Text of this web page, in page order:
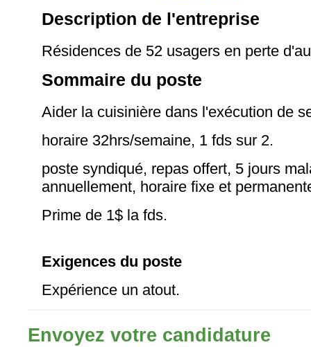
Description de l'entreprise
Résidences de 52 usagers en perte
Sommaire du poste
Aider la cuisinière dans l'exécution de
horaire 32hrs/semaine, 1 fds sur 2.
poste syndiqué, repas offert, 5 jours
annuellement, horaire fixe et
Prime de 1$ la fds.
Exigences du poste
Expérience un atout.
Envoyez votre candidature